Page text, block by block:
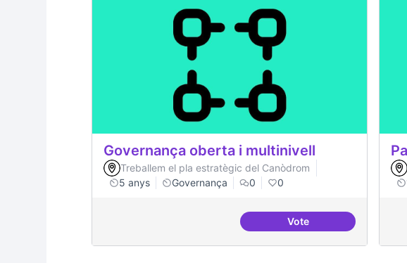
Governança oberta i multinivell
Treballem el pla estratègic del Canòdrom
5 anys
Governança 0 0
VoteGovernança oberta i